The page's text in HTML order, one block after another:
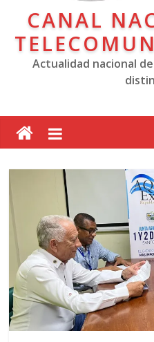
CANAL
Actualidad nacional